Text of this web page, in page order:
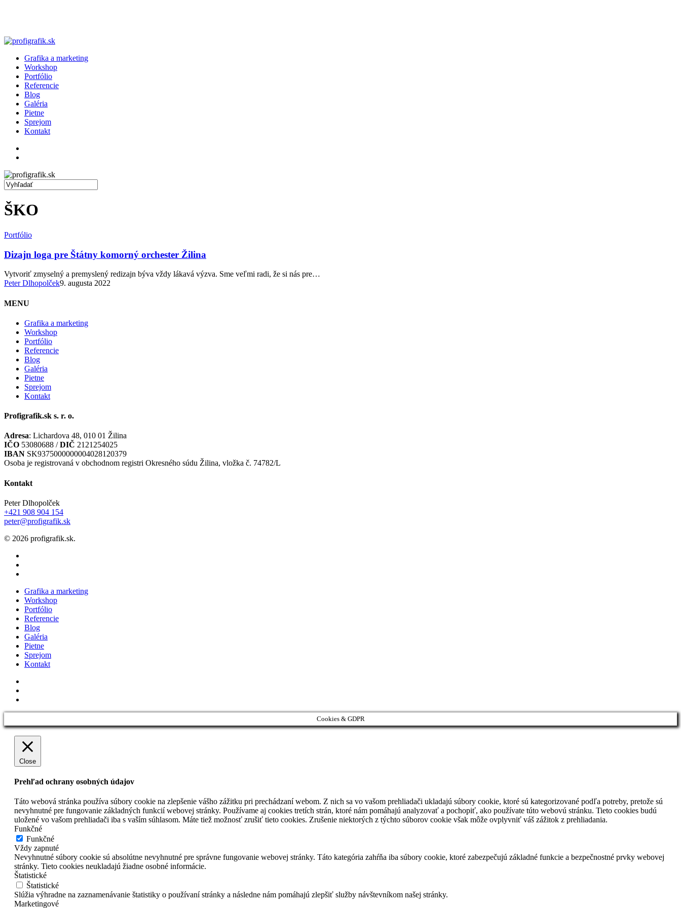
content
search
Menu
Grafika a marketing
Workshop
Portfólio
Referencie
Blog
Galéria
Pietne
Sprejom
Kontakt
Search
ŠKO
Dizajn
pre
Štátny
komorný
orchester
Žilina
Portfólio
Dizajn loga pre Štátny komorný orchester Žilina
Vytvoriť zmyselný a premyslený redizajn býva vždy lákavá výzva. Sme veľmi radi, že si nás pre…
Peter Dlhopolček9. augusta 2022
MENU
Grafika a marketing
Workshop
Portfólio
Referencie
Blog
Galéria
Pietne
Sprejom
Kontakt
Profigrafik.sk s. r. o.
Adresa: Lichardova 48, 010 01 Žilina
IČO 53080688 /DIČ 2121254025
IBAN SK9375000000004028120379
Osoba je registrovaná v obchodnom registri Okresného súdu Žilina, vložka č. 74782/L
Kontakt
Peter Dlhopolček
+421 908 904 154
peter@profigrafik.sk
© 2026 profigrafik.sk.
Close
Menu
Grafika a marketing
Workshop
Portfólio
Referencie
Blog
Galéria
Pietne
Sprejom
Kontakt
Cookies & GDPR
Close
Prehľad ochrany osobných údajov
Táto webová stránka používa súbory cookie na zlepšenie vášho zážitku pri prechádzaní webom. Z nich sa vo vašom prehliadači ukladajú súbory cookie, ktoré sú kategorizované podľa potreby, pretože sú
nevyhnutné pre fungovanie základných funkcií webovej stránky. Používame aj cookies tretích strán, ktoré nám pomáhajú analyzovať a pochopiť, ako používate túto webovú stránku. Tieto cookies budú
uložené vo vašom prehliadači iba s vaším súhlasom. Máte tiež možnosť zrušiť tieto cookies. Zrušenie niektorých z týchto súborov cookie však môže ovplyvniť váš zážitok z prehliadania.
Funkčné
Funkčné
Vždy zapnuté
Nevyhnutné súbory cookie sú absolútne nevyhnutné pre správne fungovanie webovej stránky. Táto kategória zahŕňa iba súbory cookie, ktoré zabezpečujú základné funkcie a bezpečnostné prvky webovej
stránky. Tieto cookies neukladajú žiadne osobné informácie.
Štatistické
Štatistické
Slúžia výhradne na zaznamenávanie štatistiky o používaní stránky a následne nám pomáhajú zlepšiť služby návštevníkom našej stránky.
Marketingové